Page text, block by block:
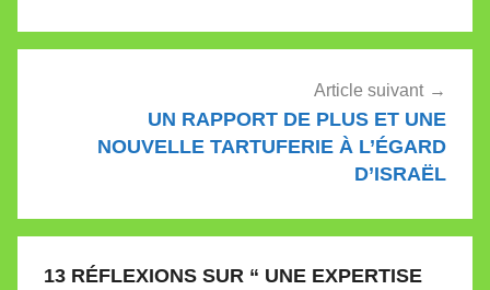
Article suivant
UN RAPPORT DE PLUS ET UNE
NOUVELLE TARTUFERIE À L’ÉGARD
D’ISRAËL
13 RÉFLEXIONS SUR “ UNE EXPERTISE